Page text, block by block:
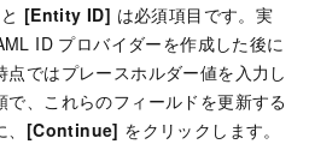
と [Entity ID] は必須項目です。実
ID プロバイダーを作成した後に
ではプレースホルダー値を入力し
で、これらのフィールドを更新する
[Continue] をクリックします。